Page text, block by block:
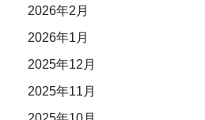
2026年2月
2026年1月
2025年12月
2025年11月